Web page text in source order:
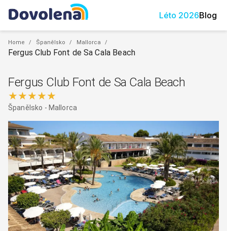
Léto 2026Blog
Home / Španělsko / Mallorca /
Fergus Club Font de Sa Cala Beach
Fergus Club Font de Sa Cala Beach
★★★★★
Španělsko - Mallorca